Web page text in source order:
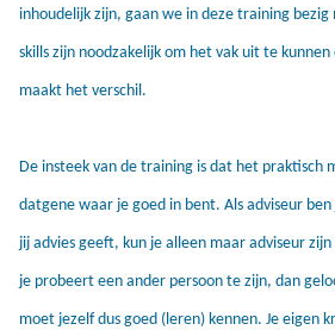
inhoudelijk zijn, gaan we in deze training
skills zijn noodzakelijk om het vak uit te
maakt het verschil.
De insteek van de training is dat het praktisch
datgene waar je goed in bent. Als adviseur
jij advies geeft, kun je alleen maar adviseur
je probeert een ander persoon te zijn, dan
moet jezelf dus goed (leren) kennen. Je eigen